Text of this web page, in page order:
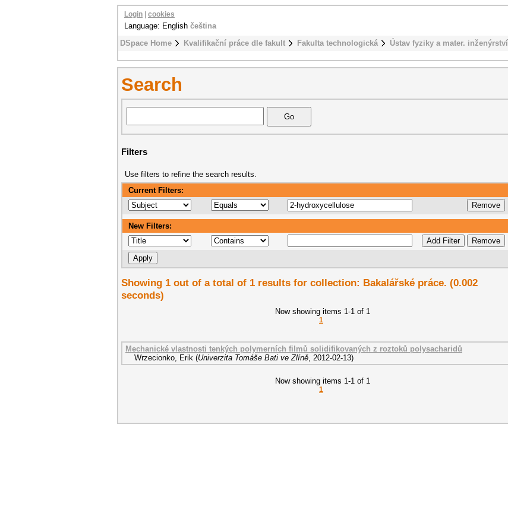
DSpace Home Kvalifikační práce dle fakult Fakulta technologická Ústav fyziky a mater. inženýrství
Login cookies
Language: English čeština
Search
Filters
Use filters to refine the search results.
Current Filters:
New Filters:
Showing 1 out of a total of 1 results for collection: Bakalářské práce. (0.002
seconds)
Now showing items 1-1 of 1
1
Mechanické vlastnosti tenkých polymerních filmů solidifikovaných z roztoků polysacharidů
Wrzecionko, Erik (Univerzita Tomáše Bati ve Zlíně, 2012-02-13)
Now showing items 1-1 of 1
1